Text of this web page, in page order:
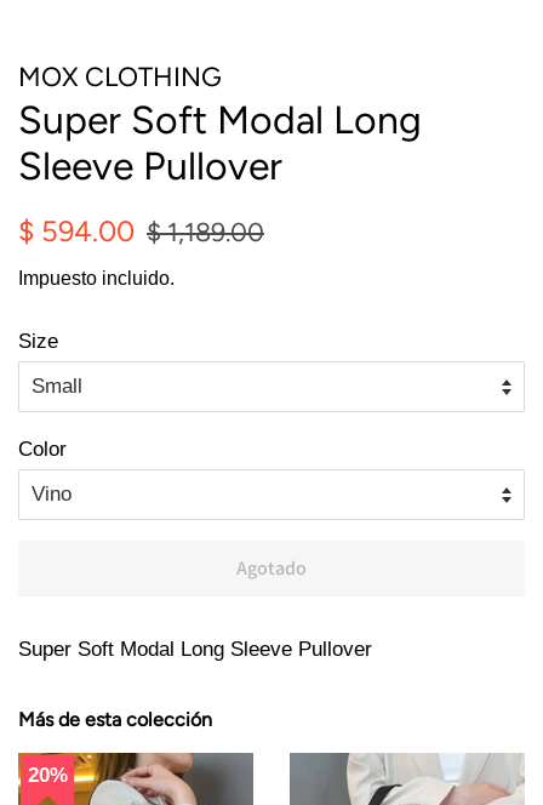
MOX CLOTHING
Super Soft Modal Long
Sleeve Pullover
Precio
$ 594.00 Precio
oferta
$ 1,189.00
Impuesto incluido.
Size
Color
Agotado
Super Soft Modal Long Sleeve Pullover
Más de esta colección
20%